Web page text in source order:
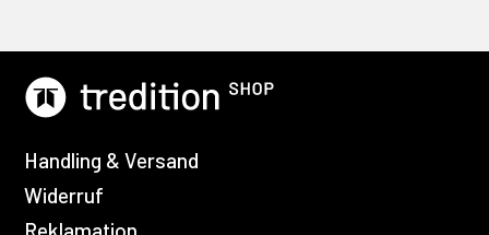
Handling & Versand
Widerruf
Reklamation